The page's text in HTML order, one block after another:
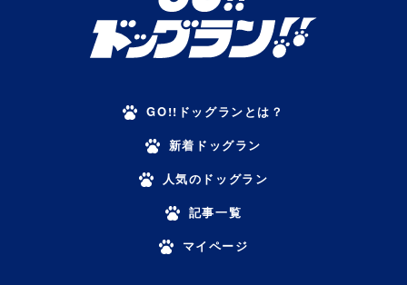
GO!!ドッグランとは？
新着ドッグラン
人気のドッグラン
記事一覧
マイページ